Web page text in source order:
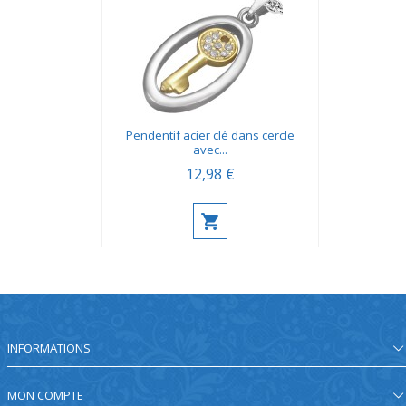
Pendentif acier clé dans cercle
avec...
12,98 €
INFORMATIONS
MON COMPTE